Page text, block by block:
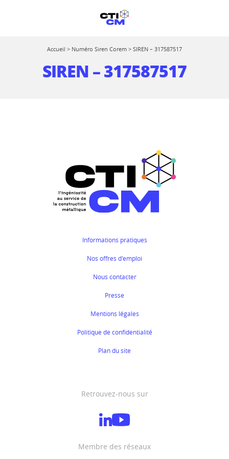
Accueil > Numéro Siren Corem > SIREN – 317587517
SIREN – 317587517
Informations pratiques
Nos offres d'emploi
Nous contacter
Presse
Mentions légales
Politique de confidentialité
Plan du site
Retrouvez-nous sur
Membre des réseaux